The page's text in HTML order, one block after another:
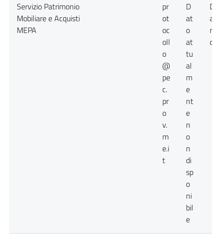
Servizio Patrimonio
Mobiliare e Acquisti
MEPA
pr
ot
oc
oll
o
@
pe
c.
pr
o
v.
m
e.i
t
D
at
o
at
tu
al
m
e
nt
e
n
o
n
di
sp
o
ni
bil
e